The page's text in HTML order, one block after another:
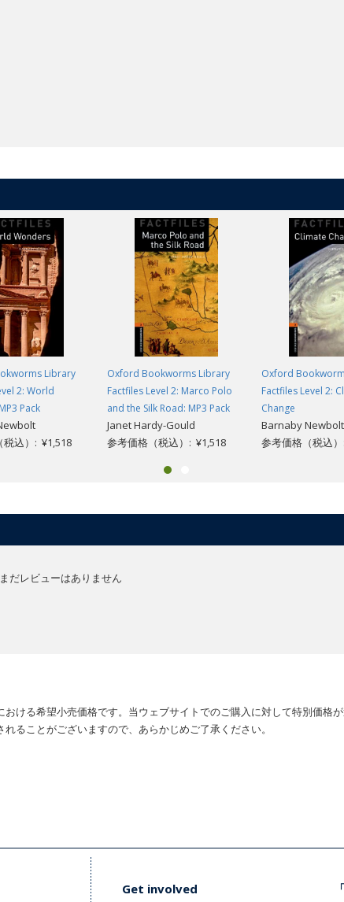
Library
2: World
Pack
税込）: ¥1,518
Oxford Bookworms Library
Factfiles Level 2: Marco Polo
and the Silk Road: MP3 Pack
Janet Hardy-Gould
参考価格（税込）: ¥1,518
Oxford
Factfiles Level 2:
Change
Barnaby Newbolt
参考価格（税込
まだレビューはありません
ける希望小売価格です。当ウェブサイトでのご購入に対して特別価格
ることがございますので、あらかじめご了承ください。
Get involved